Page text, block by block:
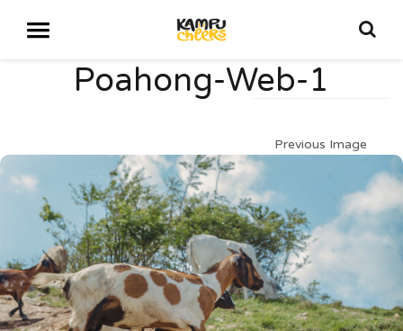
Poahong-Web-1
Previous Image